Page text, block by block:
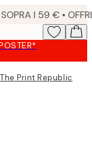
The Print Republic